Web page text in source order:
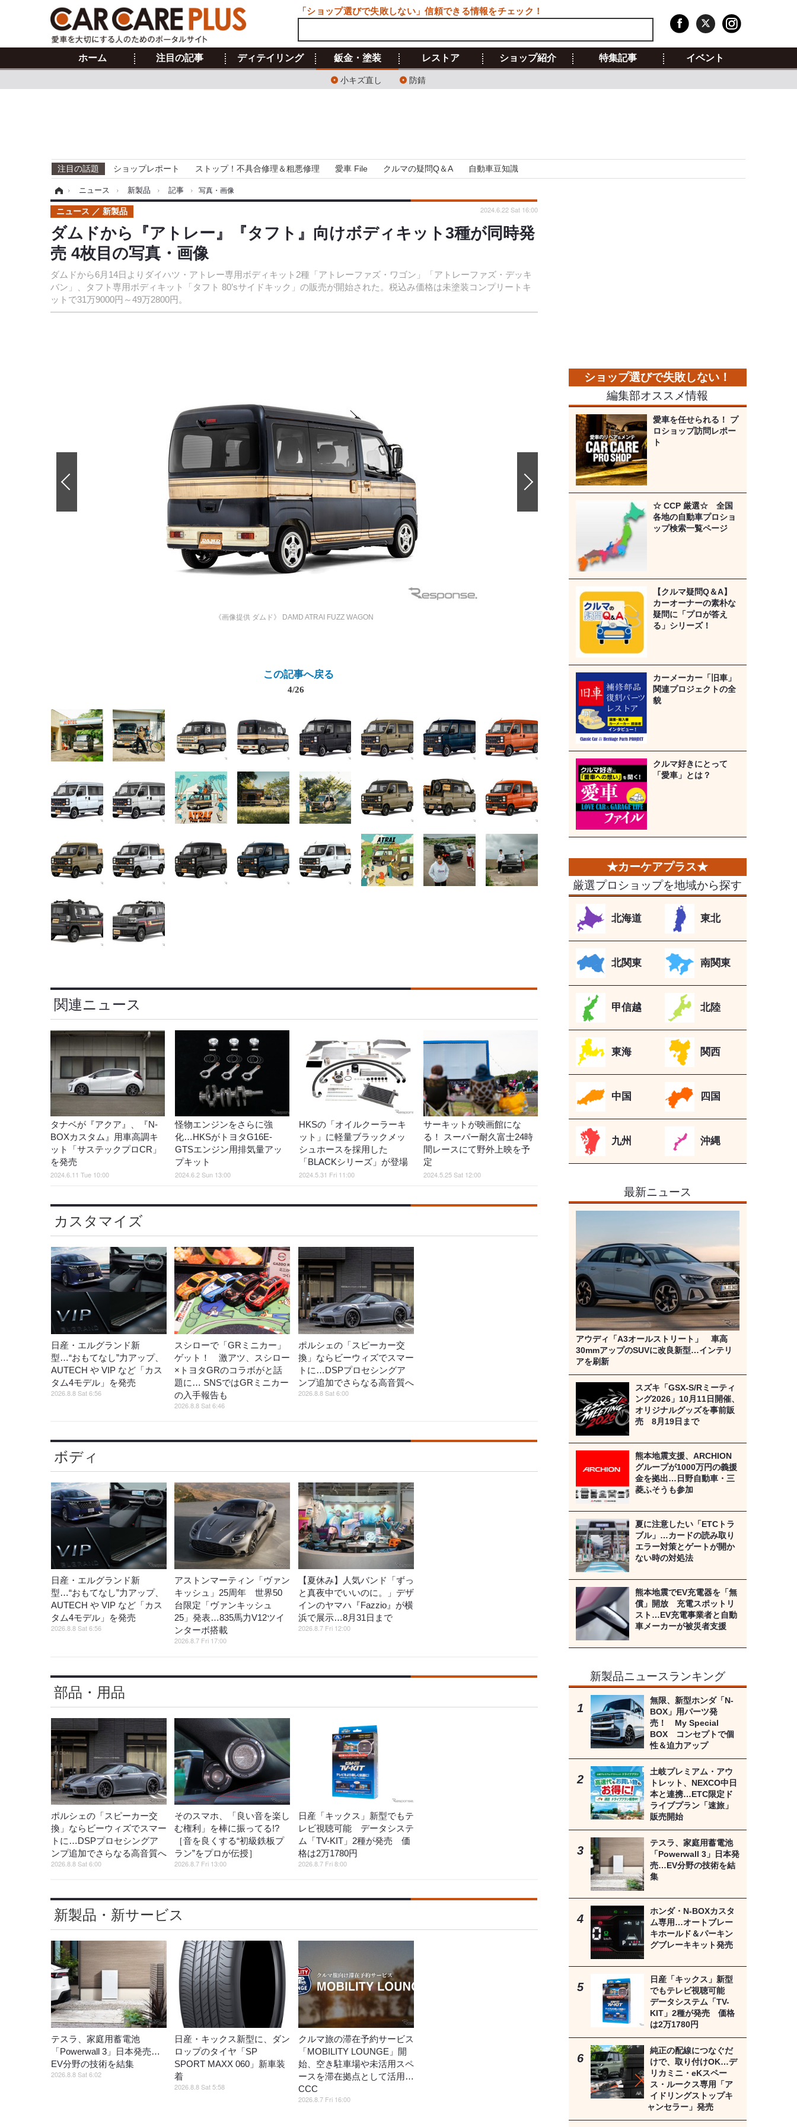
ホーム 注目の記事 ディテイリング 鈑金・塗装
小キズ直し 防錆
レストア ショップ紹介 特集記事 イベント
注目の話題 ショップレポート ストップ！不具合修理＆粗悪修理 愛車 File クルマの疑問Q＆A 自動車豆知識
› ニュース › 新製品 › 記事 › 写真・画像
ダムドから『アトレー』『タフト』向けボディキット3種が同時発
売 4枚目の写真・画像
ダムドから6月14日よりダイハツ・アトレー専用ボディキット2種「アトレーファズ・ワゴン」「アトレーファズ・デッキ
バン」、タフト専用ボディキット「タフト 80’sサイドキック」の販売が開始された。税込み価格は未塗装コンプリートキ
ットで31万9000円～49万2800円。
ニュース 新製品 2024.6.22 Sat 16:00
《画像提供 ダムド》 DAMD ATRAI FUZZ WAGON
この記事へ戻る
4/26
関連ニュース
タナベが『アクア』、『N-
BOXカスタム』用車高調キ
ット「サステックプロCR」
を発売
2024.6.11 Tue 10:00
怪物エンジンをさらに強
化…HKSがトヨタG16E-
GTSエンジン用排気量アッ
プキット
2024.6.2 Sun 13:00
HKSの「オイルクーラーキ
ット」に軽量ブラックメッ
シュホースを採用した
「BLACKシリーズ」が登場
2024.5.31 Fri 11:00
サーキットが映画館にな
る！ スーパー耐久富士24時
間レースにて野外上映を予
定
2024.5.25 Sat 12:00
カスタマイズ
日産・エルグランド新
型…“おもてなし”力アップ、
AUTECH や VIP など「カス
タム4モデル」を発売
2026.8.8 Sat 6:56
スシローで「GRミニカー」
ゲット！ 激アツ、スシロー
×トヨタGRのコラボがと話
題に… SNSではGRミニカー
の入手報告も
2026.8.8 Sat 6:46
ポルシェの「スピーカー交
換」ならビーウィズでスマー
トに…DSPプロセシングア
ンプ追加でさらなる高音質へ
2026.8.8 Sat 6:00
ボディ
日産・エルグランド新
型…“おもてなし”力アップ、
AUTECH や VIP など「カス
タム4モデル」を発売
2026.8.8 Sat 6:56
アストンマーティン「ヴァン
キッシュ」25周年 世界50
台限定「ヴァンキッシュ
25」発表…835馬力V12ツイ
ンターボ搭載
2026.8.7 Fri 17:00
【夏休み】人気バンド「ずっ
と真夜中でいいのに。」デザ
インのヤマハ『Fazzio』が横
浜で展示…8月31日まで
2026.8.7 Fri 12:00
部品・用品
ポルシェの「スピーカー交
換」ならビーウィズでスマー
トに…DSPプロセシングア
ンプ追加でさらなる高音質へ
2026.8.8 Sat 6:00
そのスマホ、「良い音を楽し
む権利」を棒に振ってる!?
［音を良くする“初級鉄板プ
ラン”をプロが伝授］
2026.8.7 Fri 13:00
日産「キックス」新型でもテ
レビ視聴可能 データシステ
ム「TV-KIT」2種が発売 価
格は2万1780円
2026.8.7 Fri 8:00
新製品・新サービス
テスラ、家庭用蓄電池
「Powerwall 3」日本発売…
EV分野の技術を結集
2026.8.8 Sat 6:02
日産・キックス新型に、ダン
ロップのタイヤ「SP
SPORT MAXX 060」新車装
着
2026.8.8 Sat 5:58
クルマ旅の滞在予約サービス
「MOBILITY LOUNGE」開
始、空き駐車場や未活用スペ
ースを滞在拠点として活用…
CCC
2026.8.7 Fri 16:00
編集部オススメ情報
愛車を任せられる！ プ
ロショップ訪問レポー
ト
☆ CCP 厳選☆ 全国
各地の自動車プロショ
ップ検索一覧ページ
【クルマ疑問Q＆A】
カーオーナーの素朴な
疑問に「プロが答え
る」シリーズ！
カーメーカー「旧車」
関連プロジェクトの全
貌
クルマ好きにとって
「愛車」とは？
厳選プロショップを地域から探す
北海道 東北
北関東 南関東
甲信越 北陸
東海 関西
中国 四国
九州 沖縄
最新ニュース
アウディ「A3オールストリート」 車高
30mmアップのSUVに改良新型…インテリ
アを刷新
スズキ「GSX-S/Rミーティ
ング2026」10月11日開催、
オリジナルグッズを事前販
売 8月19日まで
熊本地震支援、ARCHION
グループが1000万円の義援
金を拠出…日野自動車・三
菱ふそうも参加
夏に注意したい「ETCトラ
ブル」…カードの読み取り
エラー対策とゲートが開か
ない時の対処法
熊本地震でEV充電器を「無
償」開放 充電スポットリ
スト…EV充電事業者と自動
車メーカーが被災者支援
新製品ニュースランキング
無限、新型ホンダ「N-
BOX」用パーツ発
売！ My Special
BOX コンセプトで個
性＆迫力アップ
土岐プレミアム・アウ
トレット、NEXCO中日
本と連携…ETC限定ド
ライブプラン「速旅」
販売開始
テスラ、家庭用蓄電池
「Powerwall 3」日本発
売…EV分野の技術を結
集
ホンダ・N-BOXカスタ
ム専用…オートブレー
キホールド＆パーキン
グブレーキキット発売
日産「キックス」新型
でもテレビ視聴可能
データシステム「TV-
KIT」2種が発売 価格
は2万1780円
純正の配線につなぐだ
けで、取り付けOK…デ
リカミニ・eKスペー
ス・ルークス専用「ア
イドリングストップキ
ャンセラー」発売
「ショップ選びで失敗しない」信頼できる情報をチェック！